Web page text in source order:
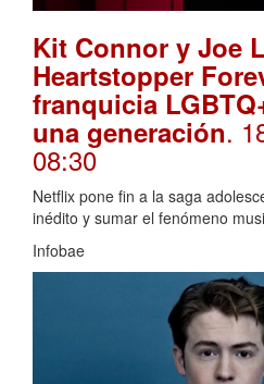
Kit Connor y Joe
Heartstopper
franquicia
una generación.
08:30
Netflix pone fin a la saga
inédito y sumar el fenómeno
Infobae